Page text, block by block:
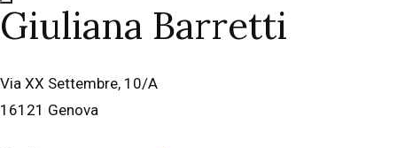
Giuliana Barretti
Via XX Settembre, 10/A
16121 Genova